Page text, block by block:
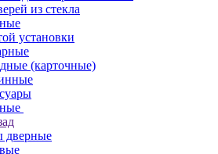
из стекла
установки
(карточные)
дверные